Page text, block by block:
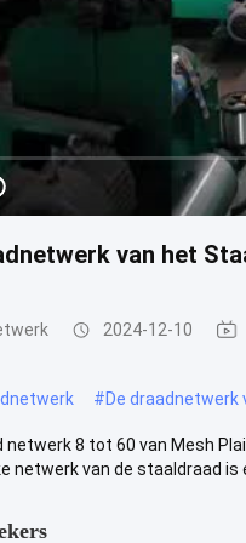
van het
2024-12-10
#De draadnetwerk
netwerk 8 tot 60 van Mesh
netwerk van de staaldraad is